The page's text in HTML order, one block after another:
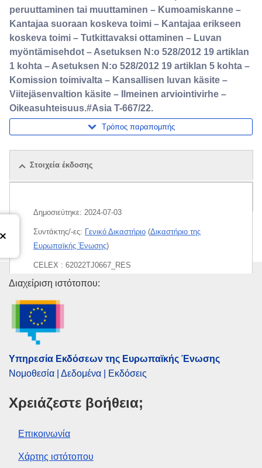
peruuttaminen tai muuttaminen – Kumoamiskanne –
Kantajaa suoraan koskeva toimi – Kantajaa erikseen
koskeva toimi – Tutkittavaksi ottaminen – Luvan
myöntämisehdot – Asetuksen N:o 528/2012 19 artiklan
1 kohta – Asetuksen N:o 528/2012 19 artiklan 5 kohta –
Komission toimivalta – Kansallisen luvan käsite –
Viitejäsenvaltion käsite – Ilmeinen arviointivirhe –
Oikeasuhteisuus.#Asia T-667/22.
Τρόπος παραπομπής
Στοιχεία έκδοσης
Δημοσιεύτηκε: 2024-07-03
Συντάκτης/-ες: Γενικό Δικαστήριο (Δικαστήριο της
Ευρωπαϊκής Ένωσης)
CELEX : 62022TJ0667_RES
ECLI : ECLI:EU:T:2024:437
Υπηρεσία Εκδόσεων της
Διαχείριση ιστότοπου:
Υπηρεσία Εκδόσεων της Ευρωπαϊκής Ένωσης
Νομοθεσία | Δεδομένα | Εκδόσεις
Χρειάζεστε βοήθεια;
Επικοινωνία
Χάρτης ιστότοπου